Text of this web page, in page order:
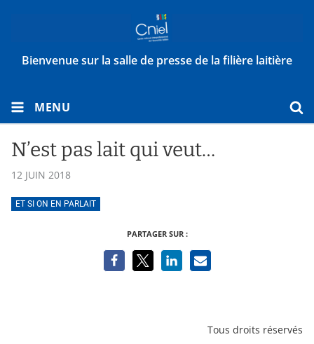
Bienvenue sur la salle de presse de la filière laitière
MENU
N’est pas lait qui veut…
12 JUIN 2018
ET SI ON EN PARLAIT
PARTAGER SUR :
Tous droits réservés